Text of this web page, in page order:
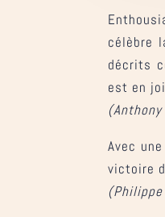
célèbre
décrits
est en
Avec
victoire